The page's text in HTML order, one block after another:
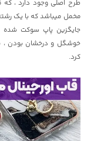
طرح اصلی وجود دارد ، که
مخمل میباشد که با یک
جایگزین پاپ سوکت شده
خوشگل و درخشان بودن ،
کرد.